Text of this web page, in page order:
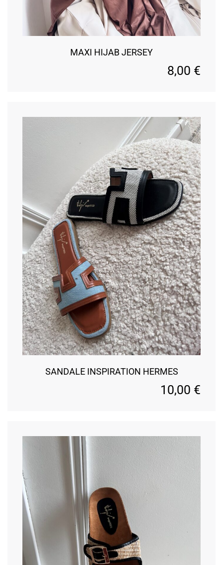
MAXI HIJAB JERSEY
8,00 €
SANDALE INSPIRATION HERMES
10,00 €